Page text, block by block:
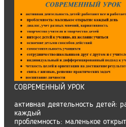
СОВРЕМЕННЫЙ УРОК
активная деятельность детей:
каждый
проблемность: маленькое